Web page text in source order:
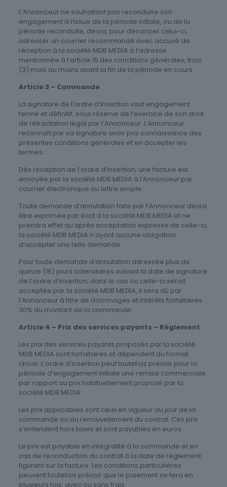
L’Annonceur ne souhaitant pas reconduire son
engagement à l’issue de la période initiale, ou de la
période reconduite, devra, pour dénoncer celui-ci,
adresser un courrier recommandé avec accusé de
réception à la société MDB MEDIA à l’adresse
mentionnée à l’article 15 des conditions générales, trois
(3) mois au moins avant la fin de la période en cours.
Article 3 – Commande
La signature de l’ordre d’insertion vaut engagement
ferme et définitif, sous réserve de l’exercice de son droit
de rétractation légal par l’Annonceur. L’Annonceur
reconnaît par sa signature avoir pris connaissance des
présentes conditions générales et en accepter les
termes.
Dès réception de l’ordre d’insertion, une facture est
envoyée par la société MDB MEDIA à l’Annonceur par
courrier électronique ou lettre simple.
Toute demande d’annulation faite par l’Annonceur devra
être exprimée par écrit à la société MDB MEDIA et ne
prendra effet qu’après acceptation expresse de celle-ci,
la société MDB MEDIA n’ayant aucune obligation
d’accepter une telle demande.
Pour toute demande d’annulation adressée plus de
quinze (15) jours calendaires suivant la date de signature
de l’ordre d’insertion, dans le cas ou celle-ci serait
acceptée par la société MDB MEDIA, il sera dû par
l’Annonceur à titre de dommages et intérêts forfaitaires
30% du montant de la commande.
Article 4 – Prix des services payants – Règlement
Les prix des services payants proposés par la société
MDB MEDIA sont forfaitaires et dépendent du format
choisi. L’ordre d’insertion peut toutefois prévoir pour la
période d’engagement initiale une remise commerciale
par rapport au prix habituellement proposé par la
société MDB MEDIA.
Les prix applicables sont ceux en vigueur au jour de la
commande ou du renouvellement du contrat. Ces prix
s’entendent hors taxes et sont payables en euros.
Le prix est payable en intégralité à la commande et en
cas de reconduction du contrat à la date de règlement
figurant sur la facture. Les conditions particulières
peuvent toutefois prévoir que le paiement se fera en
plusieurs fois, avec ou sans frais.